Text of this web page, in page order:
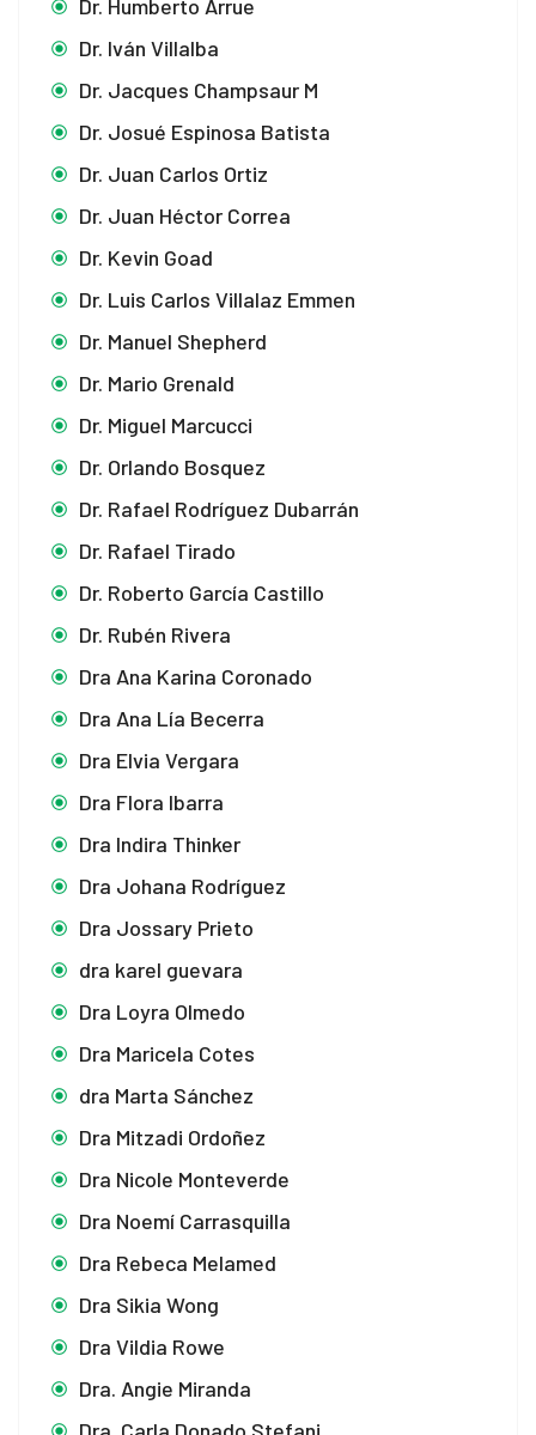
Dr. Humberto Arrue
Dr. Iván Villalba
Dr. Jacques Champsaur M
Dr. Josué Espinosa Batista
Dr. Juan Carlos Ortiz
Dr. Juan Héctor Correa
Dr. Kevin Goad
Dr. Luis Carlos Villalaz Emmen
Dr. Manuel Shepherd
Dr. Mario Grenald
Dr. Miguel Marcucci
Dr. Orlando Bosquez
Dr. Rafael Rodríguez Dubarrán
Dr. Rafael Tirado
Dr. Roberto García Castillo
Dr. Rubén Rivera
Dra Ana Karina Coronado
Dra Ana Lía Becerra
Dra Elvia Vergara
Dra Flora Ibarra
Dra Indira Thinker
Dra Johana Rodríguez
Dra Jossary Prieto
dra karel guevara
Dra Loyra Olmedo
Dra Maricela Cotes
dra Marta Sánchez
Dra Mitzadi Ordoñez
Dra Nicole Monteverde
Dra Noemí Carrasquilla
Dra Rebeca Melamed
Dra Sikia Wong
Dra Vildia Rowe
Dra. Angie Miranda